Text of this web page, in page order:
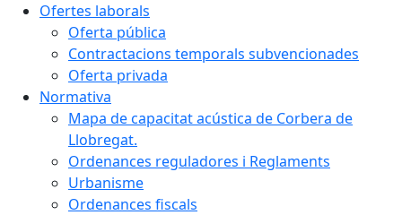
Ofertes laborals
Oferta pública
Contractacions temporals subvencionades
Oferta privada
Normativa
Mapa de capacitat acústica de Corbera de
Llobregat.
Ordenances reguladores i Reglaments
Urbanisme
Ordenances fiscals